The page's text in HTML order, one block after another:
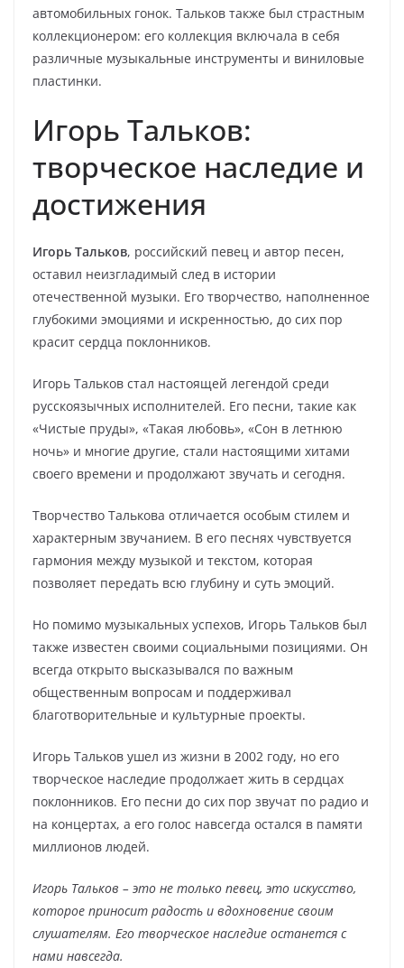
автомобильных гонок. Тальков также был страстным
коллекционером: его коллекция включала в себя
различные музыкальные инструменты и виниловые
пластинки.
Игорь Тальков:
творческое наследие и
достижения
Игорь Тальков, российский певец и автор песен,
оставил неизгладимый след в истории
отечественной музыки. Его творчество, наполненное
глубокими эмоциями и искренностью, до сих пор
красит сердца поклонников.
Игорь Тальков стал настоящей легендой среди
русскоязычных исполнителей. Его песни, такие как
«Чистые пруды», «Такая любовь», «Сон в летнюю
ночь» и многие другие, стали настоящими хитами
своего времени и продолжают звучать и сегодня.
Творчество Талькова отличается особым стилем и
характерным звучанием. В его песнях чувствуется
гармония между музыкой и текстом, которая
позволяет передать всю глубину и суть эмоций.
Но помимо музыкальных успехов, Игорь Тальков был
также известен своими социальными позициями. Он
всегда открыто высказывался по важным
общественным вопросам и поддерживал
благотворительные и культурные проекты.
Игорь Тальков ушел из жизни в 2002 году, но его
творческое наследие продолжает жить в сердцах
поклонников. Его песни до сих пор звучат по радио и
на концертах, а его голос навсегда остался в памяти
миллионов людей.
Игорь Тальков – это не только певец, это искусство,
которое приносит радость и вдохновение своим
слушателям. Его творческое наследие останется с
нами навсегда.